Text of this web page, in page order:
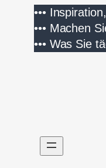
springen
•••
••• Machen
••• Was Sie